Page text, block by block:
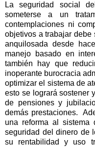
La seguridad social
someterse a un
contemplaciones ni
objetivos a trabajar
anquilosada desde
manejo basado en
también hay que
inoperante burocracia
optimizar el sistema de
esto se logrará sostener
de pensiones y
demás prestaciones.
una reforma al sistema
seguridad del dinero de
su rentabilidad y uso